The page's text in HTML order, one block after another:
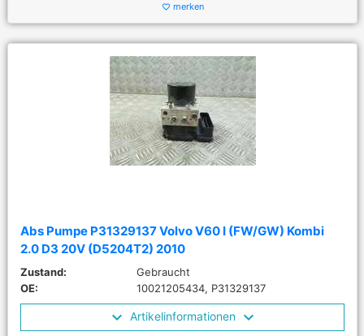
favorite_border merken
Abs Pumpe P31329137 Volvo V60 I (FW/GW) Kombi
2.0 D3 20V (D5204T2) 2010
Zustand:
Gebraucht
OE:
10021205434, P31329137
Artikelinformationen